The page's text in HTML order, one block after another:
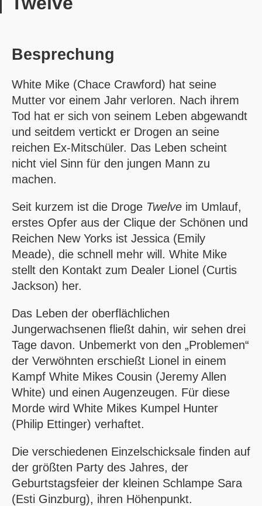
Besprechung
White Mike (Chace Crawford) hat seine
Mutter vor einem Jahr verloren. Nach ihrem
Tod hat er sich von seinem Leben abgewandt
und seitdem vertickt er Drogen an seine
reichen Ex-Mitschüler. Das Leben scheint
nicht viel Sinn für den jungen Mann zu
machen.
Seit kurzem ist die Droge Twelve im Umlauf,
erstes Opfer aus der Clique der Schönen und
Reichen New Yorks ist Jessica (Emily
Meade), die schnell mehr will. White Mike
stellt den Kontakt zum Dealer Lionel (Curtis
Jackson) her.
Das Leben der oberflächlichen
Jungerwachsenen fließt dahin, wir sehen drei
Tage davon. Unbemerkt von den „Problemen“
der Verwöhnten erschießt Lionel in einem
Kampf White Mikes Cousin (Jeremy Allen
White) und einen Augenzeugen. Für diese
Morde wird White Mikes Kumpel Hunter
(Philip Ettinger) verhaftet.
Die verschiedenen Einzelschicksale finden auf
der größten Party des Jahres, der
Geburtstagsfeier der kleinen Schlampe Sara
(Esti Ginzburg), ihren Höhenpunkt.